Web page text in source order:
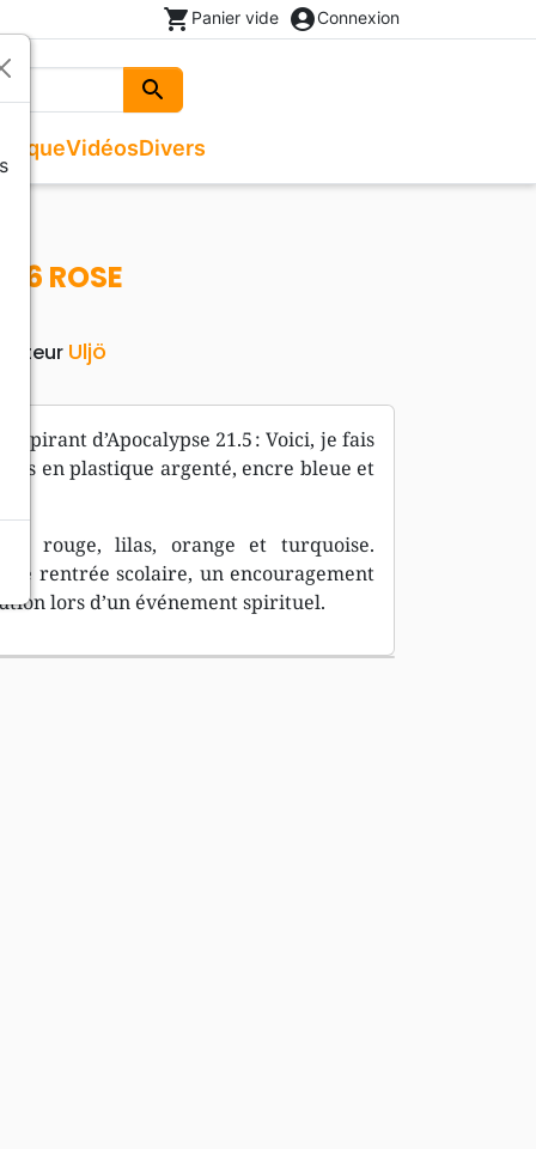
shopping_cart Panier vide account_circleConnexion
search
Rechercher
Livres autres langues
VidéosDivers
ROSE
Editeur Uljö
d’Apocalypse 21.5 : Voici, je fais
en plastique argenté, encre bleue et
rouge, lilas, orange et turquoise.
rentrée scolaire, un encouragement
lors d’un événement spirituel.